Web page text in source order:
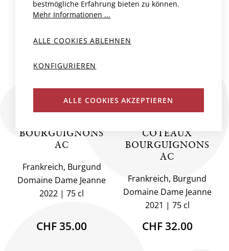
BOURGUIGNONS
AC
Frankreich, Burgund
Domaine Dame Jeanne
2022
75 cl
CHF 35.00
COTEAUX
BOURGUIGNONS
AC
Frankreich, Burgund
Domaine Dame Jeanne
2021
75 cl
CHF 32.00
bestmögliche Erfahrung bieten zu können.
Mehr Informationen ...
ALLE COOKIES ABLEHNEN
KONFIGURIEREN
ALLE COOKIES AKZEPTIEREN